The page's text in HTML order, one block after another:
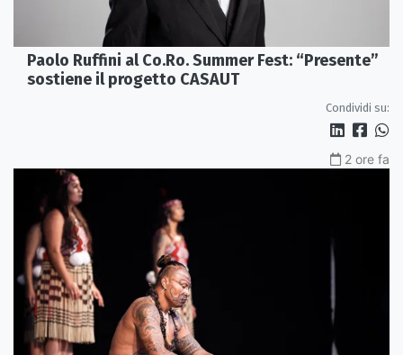
Paolo Ruffini al Co.Ro. Summer Fest: “Presente”
sostiene il progetto CASAUT
Condividi su:
2 ore fa